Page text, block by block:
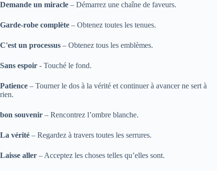
Demande un miracle – Démarrez une chaîne de faveurs.
Garde-robe complète – Obtenez toutes les tenues.
C'est un processus – Obtenez tous les emblèmes.
Sans espoir - Touché le fond.
Patience – Tourner le dos à la vérité et continuer à avancer ne sert à
rien.
bon souvenir – Rencontrez l’ombre blanche.
La vérité – Regardez à travers toutes les serrures.
Laisse aller – Acceptez les choses telles qu’elles sont.